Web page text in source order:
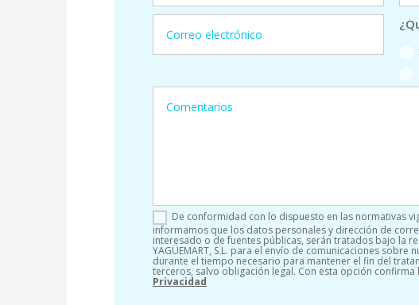
De conformidad con lo dispuesto en las normativas
informamos que los datos personales y dirección de
interesado o de fuentes públicas, serán tratados bajo la
YAGÜEMART, S.L. para el envío de comunicaciones
durante el tiempo necesario para mantener el fin del
terceros, salvo obligación legal. Con esta opción
Privacidad